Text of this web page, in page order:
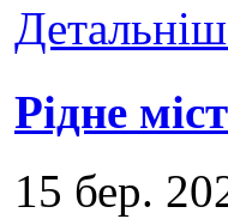
Рідне
15 бер.